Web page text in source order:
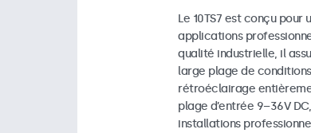
Le 10TS7 est conçu
applications
qualité industrielle, il
large plage de
rétroéclairage
plage d’entrée 9–36V
installations